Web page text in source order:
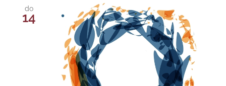
do
14